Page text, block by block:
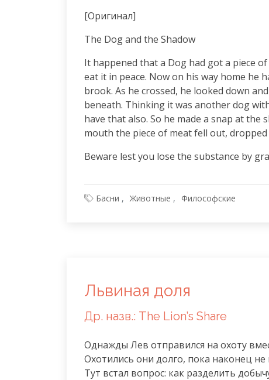
[Оригинал]
The Dog and the Shadow
It happened that a Dog had got a piece
eat it in peace. Now on his way home he
brook. As he crossed, he looked down
beneath. Thinking it was another dog
have that also. So he made a snap at
mouth the piece of meat fell out,
Beware lest you lose the substance by
Басни Животные Философские
Львиная доля
Др. назв.: The Lion’s Share
Однажды Лев отправился на охоту
Охотились они долго, пока наконец не
Тут встал вопрос: как разделить